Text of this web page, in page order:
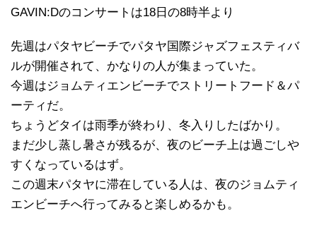
GAVIN:Dのコンサートは18日の8時半より
先週はパタヤビーチでパタヤ国際ジャズフェスティバ
ルが開催されて、かなりの人が集まっていた。
今週はジョムティエンビーチでストリートフード＆パ
ーティだ。
ちょうどタイは雨季が終わり、冬入りしたばかり。
まだ少し蒸し暑さが残るが、夜のビーチ上は過ごしや
すくなっているはず。
この週末パタヤに滞在している人は、夜のジョムティ
エンビーチへ行ってみると楽しめるかも。